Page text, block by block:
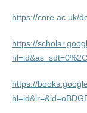
https://core.ac.uk/
https://
https://